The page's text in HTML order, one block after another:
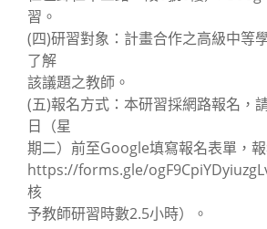
習。
(四)研習對象：計畫合作之高級中等
了解
該議題之教師。
(五)報名方式：本研習採網路報名，
日（星
期二）前至Google填寫報名表單，報
https://forms.gle/
核
予教師研習時數2.5小時）。